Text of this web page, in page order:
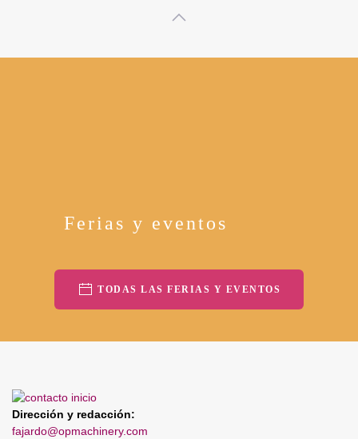
Ferias y eventos
TODAS LAS FERIAS Y EVENTOS
Dirección y redacción:
fajardo@opmachinery.com